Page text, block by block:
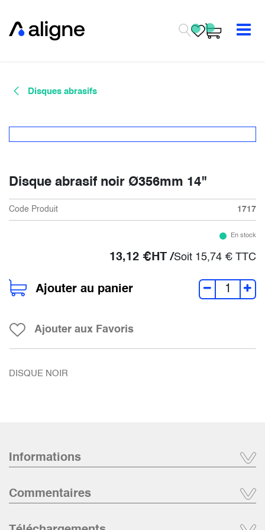
Disques abrasifs
Disque abrasif noir Ø356mm 14"
Code Produit 1717
En stock
13,12 €HT /Soit 15,74 € TTC
Ajouter au panier
Ajouter aux Favoris
DISQUE NOIR
Informations
Commentaires